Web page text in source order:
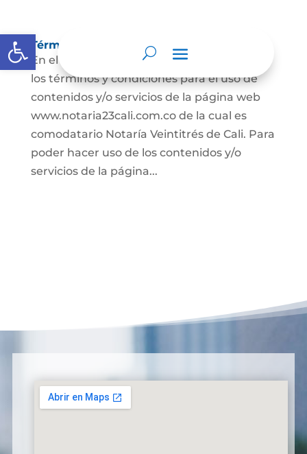
Abrir barra de herramientas
Términos y condiciones
En el presente documento se establecen
los términos y condiciones para el uso de
contenidos y/o servicios de la página web
www.notaria23cali.com.co de la cual es
comodatario Notaría Veintitrés de Cali. Para
poder hacer uso de los contenidos y/o
servicios de la página...